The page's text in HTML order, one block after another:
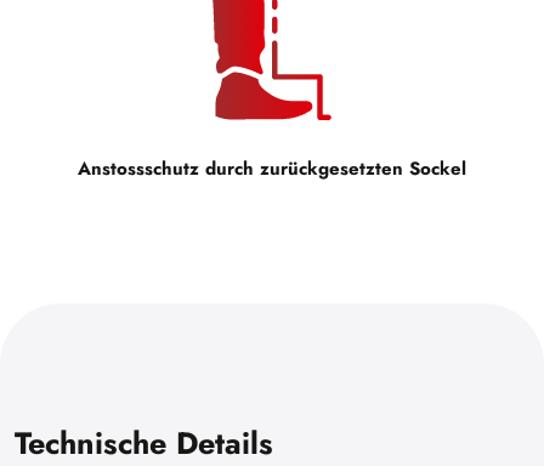
Anstossschutz durch zurückgesetzten Sockel
Technische Details